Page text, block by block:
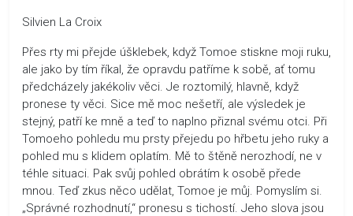
Silvien La Croix
Přes rty mi přejde úšklebek, když Tomoe stiskne moji ruku,
ale jako by tím říkal, že opravdu patříme k sobě, ať tomu
předcházely jakékoliv věci. Je roztomilý, hlavně, když
pronese ty věci. Sice mě moc nešetří, ale výsledek je
stejný, patří ke mně a teď to naplno přiznal svému otci. Při
Tomoeho pohledu mu prsty přejedu po hřbetu jeho ruky a
pohled mu s klidem oplatím. Mě to štěně nerozhodí, ne v
téhle situaci. Pak svůj pohled obrátím k osobě přede
mnou. Teď zkus něco udělat, Tomoe je můj. Pomyslím si.
„Správné rozhodnutí,“ pronesu s tichostí. Jeho slova jsou